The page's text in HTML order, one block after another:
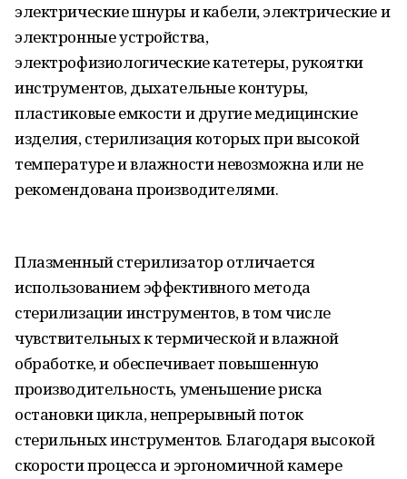
электрические шнуры и кабели, электрические и
электронные устройства,
электрофизиологические катетеры, рукоятки
инструментов, дыхательные контуры,
пластиковые емкости и другие медицинские
изделия, стерилизация которых при высокой
температуре и влажности невозможна или не
рекомендована производителями.
Плазменный стерилизатор отличается
использованием эффективного метода
стерилизации инструментов, в том числе
чувствительных к термической и влажной
обработке, и обеспечивает повышенную
производительность, уменьшение риска
остановки цикла, непрерывный поток
стерильных инструментов. Благодаря высокой
скорости процесса и эргономичной камере